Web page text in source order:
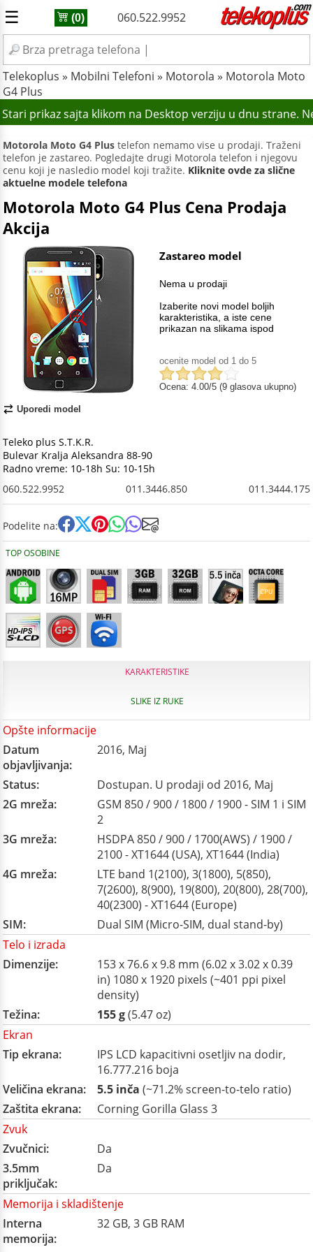
☰ (0) 060.522.9952
Telekoplus » Mobilni Telefoni » Motorola » Motorola Moto
G4 Plus
prikaz sajta klikom na Desktop verziju u dnu strane.
Motorola Moto G4 Plus telefon nemamo vise u prodaji. Traženi
telefon je zastareo. Pogledajte drugi Motorola telefon i njegovu
cenu koji je nasledio model koji tražite. Kliknite ovde za slične
aktuelne modele telefona
Motorola Moto G4 Plus Cena Prodaja
Akcija
Uporedi model
Zastareo model
Nema u prodaji
Izaberite novi model boljih
karakteristika, a iste cene
prikazan na slikama ispod
ocenite model od 1 do 5
Ocena: 4.00/5 (9 glasova ukupno)
Teleko plus S.T.K.R.
Bulevar Kralja Aleksandra 88-90
Radno vreme: 10-18h Su: 10-15h
060.522.9952
011.3446.850 011.3444.175
Podelite na:
TOP OSOBINE
KARAKTERISTIKE
SLIKE IZ RUKE
Opšte informacije
Datum
objavljivanja:
2016, Maj
Status:
Dostupan. U prodaji od 2016, Maj
2G mreža:
GSM 850 / 900 / 1800 / 1900 - SIM 1 i SIM
2
3G mreža:
HSDPA 850 / 900 / 1700(AWS) / 1900 /
2100 - XT1644 (USA), XT1644 (India)
4G mreža:
LTE band 1(2100), 3(1800), 5(850),
7(2600), 8(900), 19(800), 20(800), 28(700),
40(2300) - XT1644 (Europe)
SIM:
Dual SIM (Micro-SIM, dual stand-by)
Telo i izrada
Dimenzije:
153 x 76.6 x 9.8 mm (6.02 x 3.02 x 0.39
in) 1080 x 1920 pixels (~401 ppi pixel
density)
Težina:
155 g(5.47 oz)
Ekran
Tip ekrana:
IPS LCD kapacitivni osetljiv na dodir,
16.777.216 boja
Veličina ekrana:
5.5 inča (~71.2% screen-to-telo ratio)
Zaštita ekrana:
Corning Gorilla Glass 3
Zvuk
Zvučnici:
Da
3.5mm
priključak:
Da
Memorija i skladištenje
Interna
memorija:
32 GB, 3 GB RAM